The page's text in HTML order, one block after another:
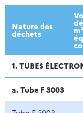
2013
Nature des
déchets m³
1. TUBES
a. Tube F 3003